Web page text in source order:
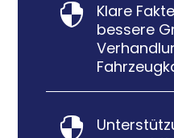

Klare
bessere
